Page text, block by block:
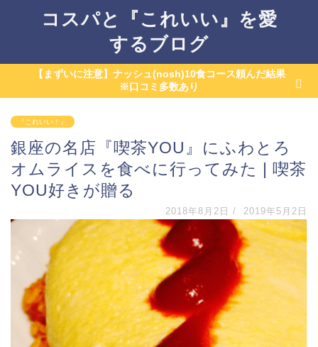
コスパと『これいい』を愛
するブログ
【まずいに注意】ナッシュ(nosh)10食コース頼んだ結果
※口コミ多数あり
『これいい！』
銀座の名店『喫茶YOU』にふわとろ
オムライスを食べに行ってみた | 喫茶
YOU好きが贈る
2018年8月2日 / 2019年5月2日